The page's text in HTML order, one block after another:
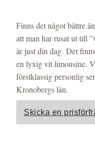
Finns det något bättre
att man har rusat ut till
är just din dag. Det
en lyxig vit limousine.
förstklassig personlig
Kronobergs län.
Skicka en